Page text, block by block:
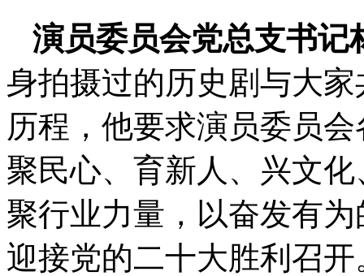
演员委员会党总支书记
身拍摄过的历史剧与大
历程，他要求演员委员
聚民心、育新人、兴文
聚行业力量，以奋发有
迎接党的二十大胜利召开